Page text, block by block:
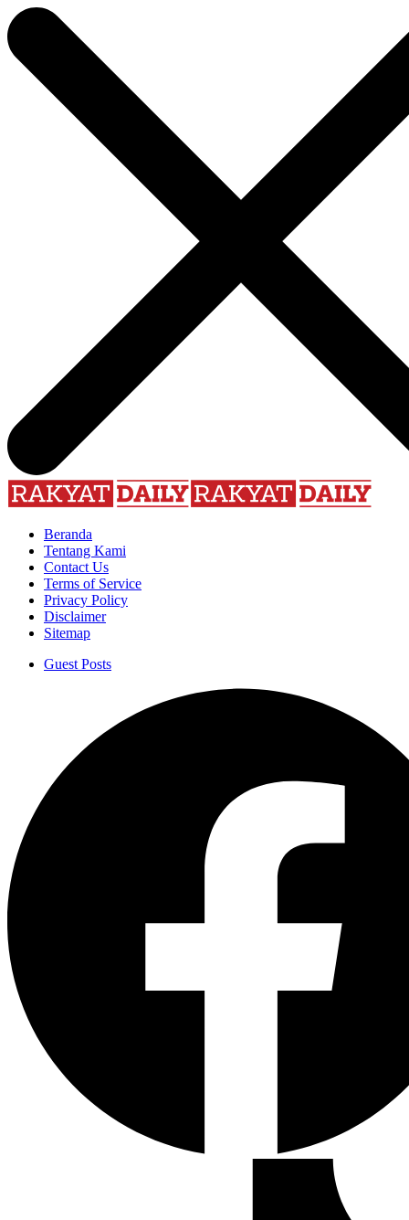
Beranda
Tentang Kami
Contact Us
Terms of Service
Privacy Policy
Disclaimer
Sitemap
Guest Posts